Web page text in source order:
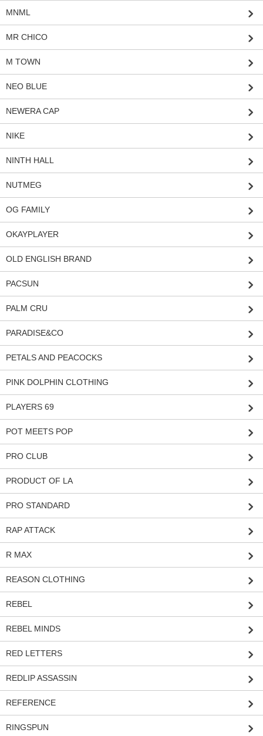
MNML
MR CHICO
M TOWN
NEO BLUE
NEWERA CAP
NIKE
NINTH HALL
NUTMEG
OG FAMILY
OKAYPLAYER
OLD ENGLISH BRAND
PACSUN
PALM CRU
PARADISE&CO
PETALS AND PEACOCKS
PINK DOLPHIN CLOTHING
PLAYERS 69
POT MEETS POP
PRO CLUB
PRODUCT OF LA
PRO STANDARD
RAP ATTACK
R MAX
REASON CLOTHING
REBEL
REBEL MINDS
RED LETTERS
REDLIP ASSASSIN
REFERENCE
RINGSPUN